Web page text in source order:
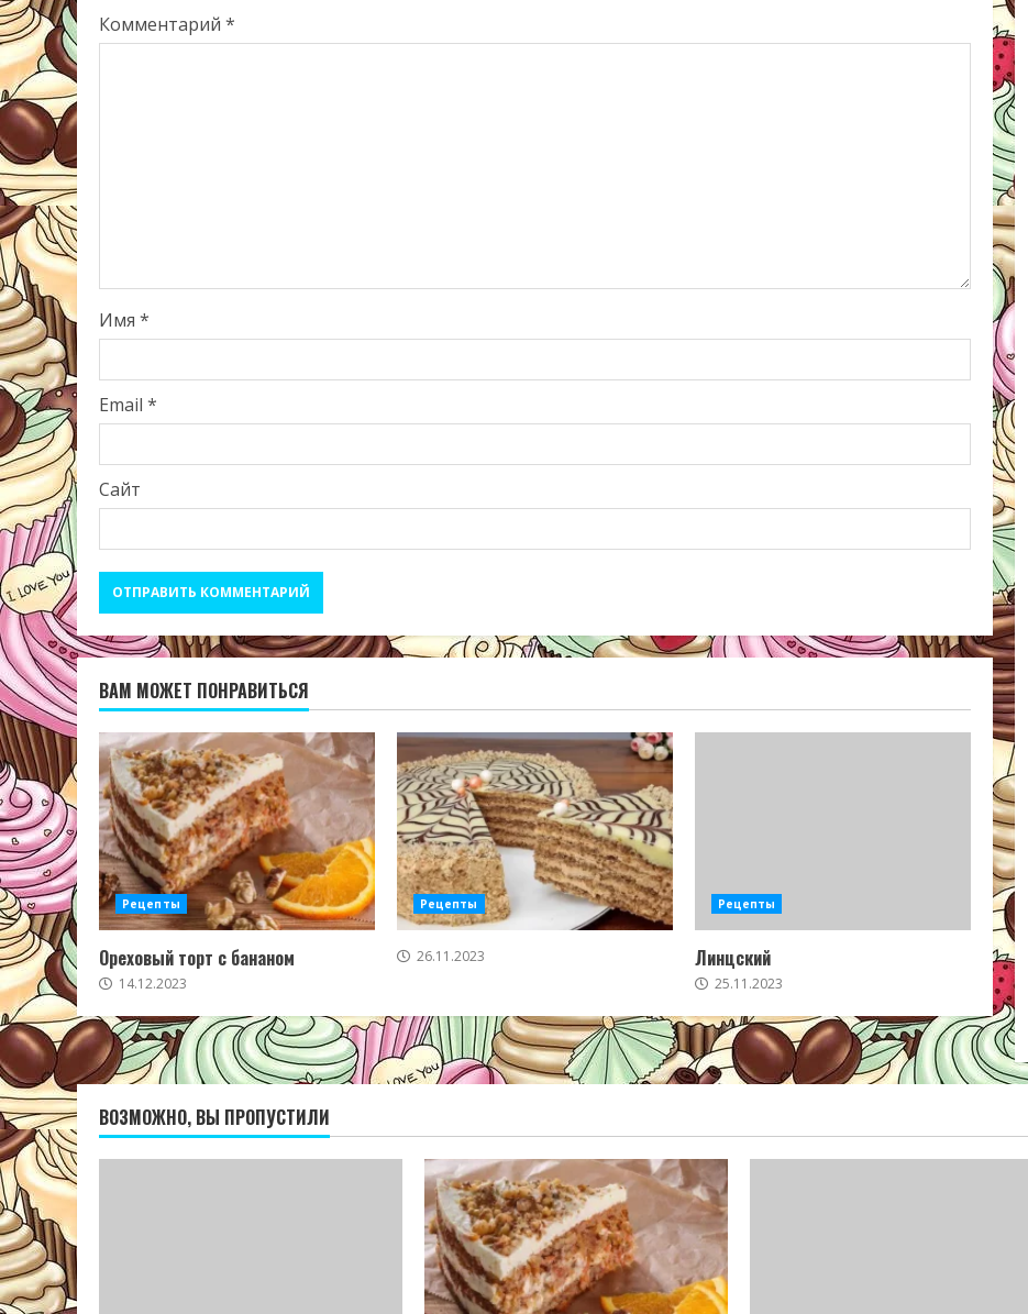
Комментарий *
Имя *
Email *
Сайт
ВАМ МОЖЕТ ПОНРАВИТЬСЯ
Рецепты
Ореховый торт с бананом
14.12.2023
Рецепты
26.11.2023
Рецепты
Линцский
25.11.2023
ВОЗМОЖНО, ВЫ ПРОПУСТИЛИ